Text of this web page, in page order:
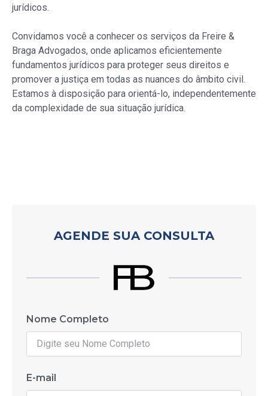
jurídicos.
Convidamos você a conhecer os serviços da Freire &
Braga Advogados, onde aplicamos eficientemente
fundamentos jurídicos para proteger seus direitos e
promover a justiça em todas as nuances do âmbito civil.
Estamos à disposição para orientá-lo, independentemente
da complexidade de sua situação jurídica.
AGENDE SUA CONSULTA
Nome Completo
E-mail